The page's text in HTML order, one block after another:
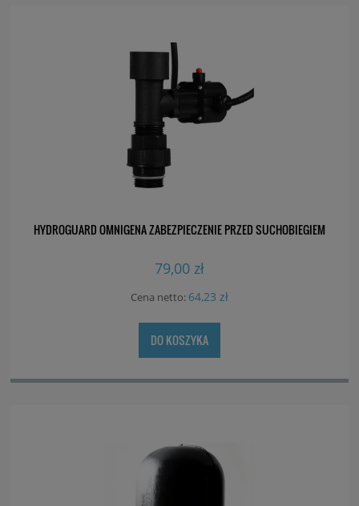
HYDROGUARD OMNIGENA ZABEZPIECZENIE PRZED SUCHOBIEGIEM
79,00 zł
Cena netto: 64,23 zł
DO KOSZYKA